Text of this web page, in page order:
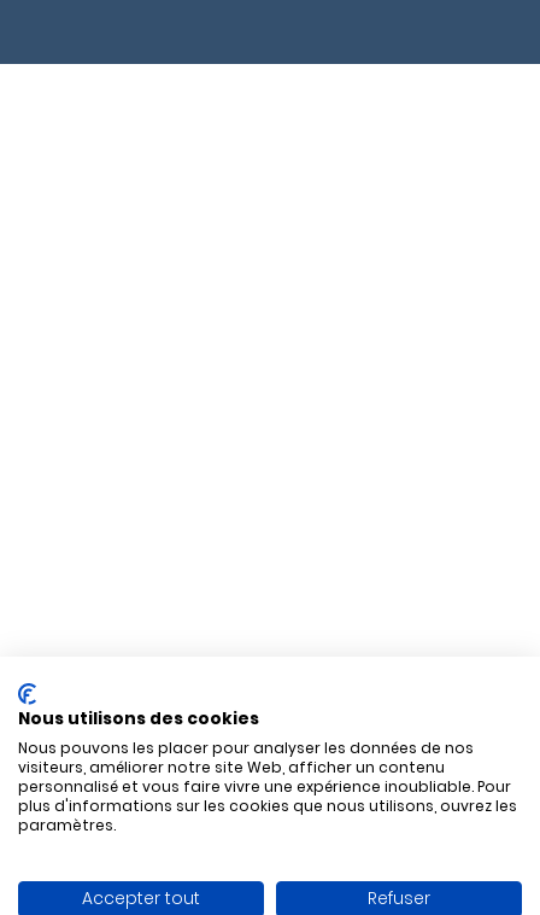
Nous utilisons des cookies
Nous pouvons les placer pour analyser les données de nos
visiteurs, améliorer notre site Web, afficher un contenu
personnalisé et vous faire vivre une expérience inoubliable. Pour
plus d'informations sur les cookies que nous utilisons, ouvrez les
paramètres.
Accepter tout Refuser